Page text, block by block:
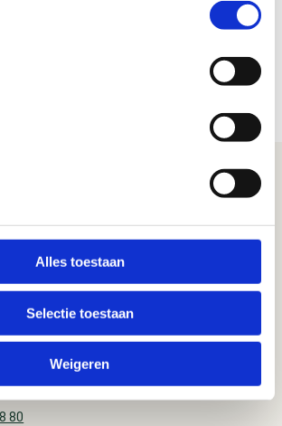
Alles toestaan
Selectie toestaan
Weigeren
info@schavenaanjouwtoekomst.nl
of 023
80